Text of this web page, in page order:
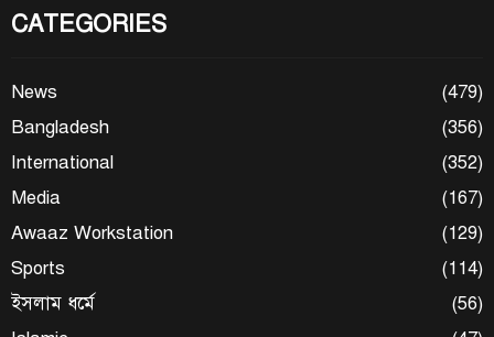
CATEGORIES
News
(479)
Bangladesh
(356)
International
(352)
Media
(167)
Awaaz Workstation
(129)
Sports
(114)
ইসলাম ধর্মে
(56)